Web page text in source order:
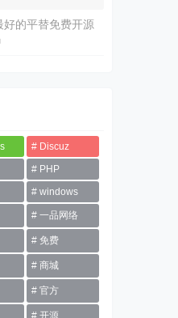
好的平替免费开源
Discuz
PHP
windows
一品网络
免费
商城
官方
开源